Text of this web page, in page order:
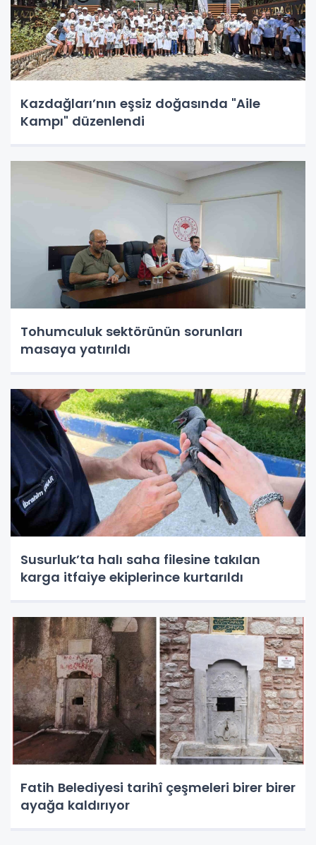
Kazdağları’nın eşsiz doğasında "Aile
Kampı" düzenlendi
Tohumculuk sektörünün sorunları
masaya yatırıldı
Susurluk’ta halı saha filesine takılan
karga itfaiye ekiplerince kurtarıldı
Fatih Belediyesi tarihî çeşmeleri birer birer
ayağa kaldırıyor